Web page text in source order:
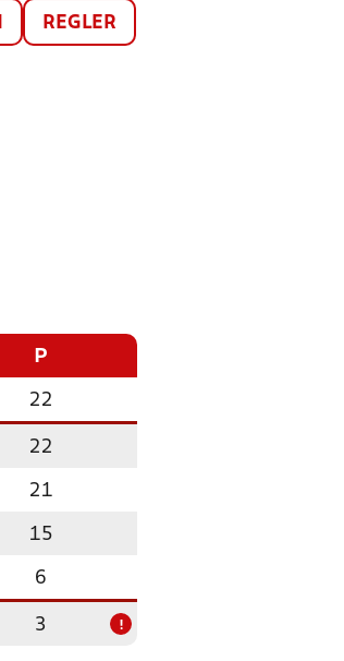
REGLER
P
22
22
21
15
6
3 !